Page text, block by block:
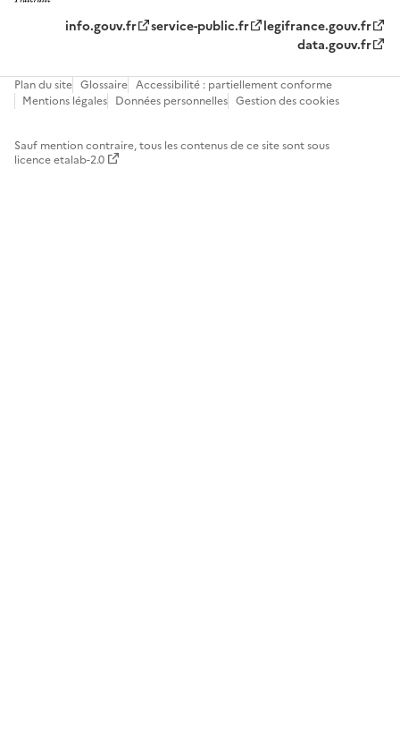
info.gouv.fr service-public.fr
legifrance.gouv.fr
data.gouv.fr
Plan du site Glossaire Accessibilité : partiellement conforme
Mentions légales Données personnelles Gestion des cookies
Sauf mention contraire, tous les contenus de ce site sont sous
licence etalab-2.0